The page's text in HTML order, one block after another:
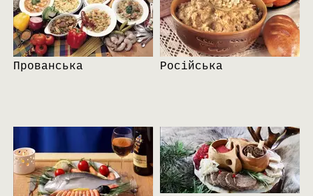
Прованська Російська